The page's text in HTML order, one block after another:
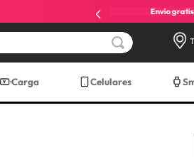
Envío
Carga Celulares